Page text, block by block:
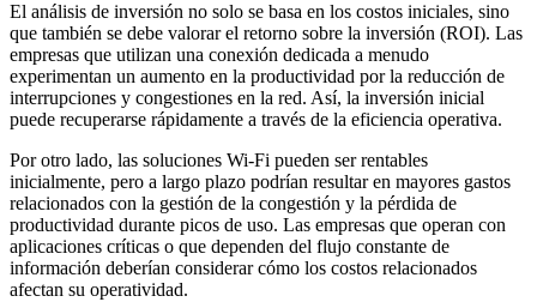
El análisis de inversión no solo se basa en los costos iniciales, sino
que también se debe valorar el retorno sobre la inversión (ROI). Las
empresas que utilizan una conexión dedicada a menudo
experimentan un aumento en la productividad por la reducción de
interrupciones y congestiones en la red. Así, la inversión inicial
puede recuperarse rápidamente a través de la eficiencia operativa.
Por otro lado, las soluciones Wi-Fi pueden ser rentables
inicialmente, pero a largo plazo podrían resultar en mayores gastos
relacionados con la gestión de la congestión y la pérdida de
productividad durante picos de uso. Las empresas que operan con
aplicaciones críticas o que dependen del flujo constante de
información deberían considerar cómo los costos relacionados
afectan su operatividad.